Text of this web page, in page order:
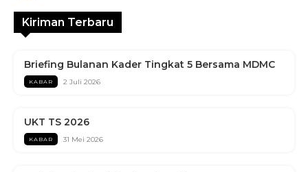
Kiriman Terbaru
Briefing Bulanan Kader Tingkat 5 Bersama MDMC
KABAR 2 Juli 2026
UKT TS 2026
KABAR 31 Mei 2026